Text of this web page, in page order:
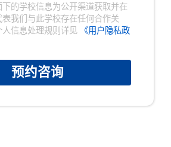
下的学校信息为公开渠道获取并在
表我们与此学校存在任何合作关
人信息处理规则详见
《用户隐私政
预约咨询